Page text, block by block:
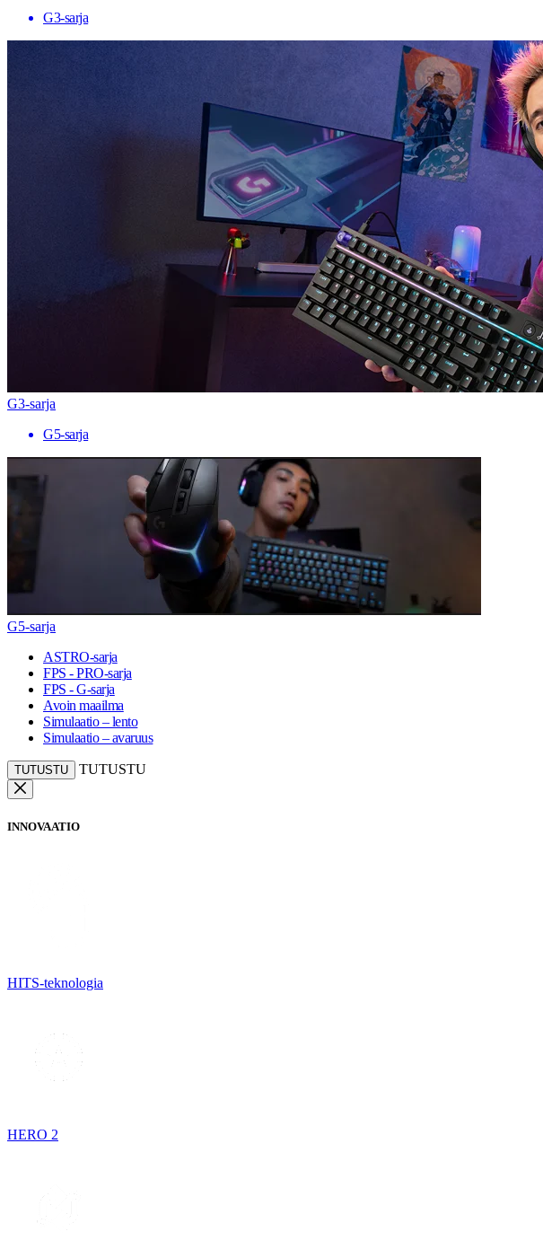
G3-sarja
G3-sarja
G5-sarja
G5-sarja
ASTRO-sarja
FPS - PRO-sarja
FPS - G-sarja
Avoin maailma
Simulaatio – lento
Simulaatio – avaruus
TUTUSTU TUTUSTU
INNOVAATIO
HITS-teknologia
HERO 2